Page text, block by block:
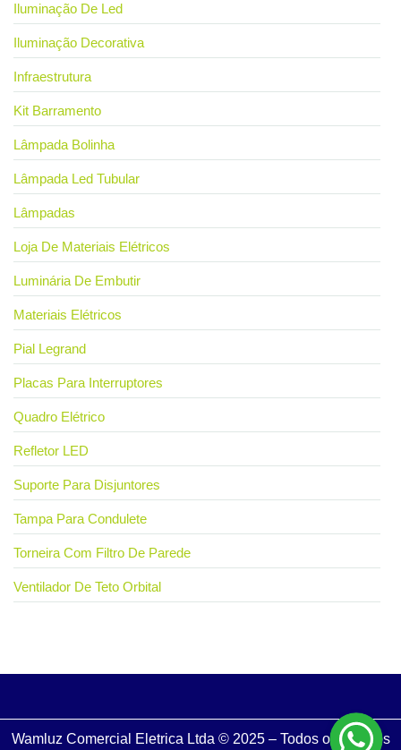
Iluminação De Led
Iluminação Decorativa
Infraestrutura
Kit Barramento
Lâmpada Bolinha
Lâmpada Led Tubular
Lâmpadas
Loja De Materiais Elétricos
Luminária De Embutir
Materiais Elétricos
Pial Legrand
Placas Para Interruptores
Quadro Elétrico
Refletor LED
Suporte Para Disjuntores
Tampa Para Condulete
Torneira Com Filtro De Parede
Ventilador De Teto Orbital
Wamluz Comercial Eletrica Ltda © 2025 – Todos os Direitos